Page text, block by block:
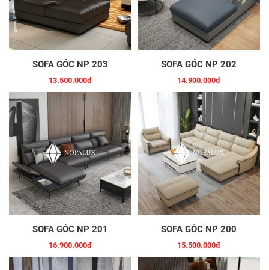
SOFA GÓC NP 203
13.500.000đ
SOFA GÓC NP 202
14.900.000đ
SOFA GÓC NP 201
16.900.000đ
SOFA GÓC NP 200
15.500.000đ